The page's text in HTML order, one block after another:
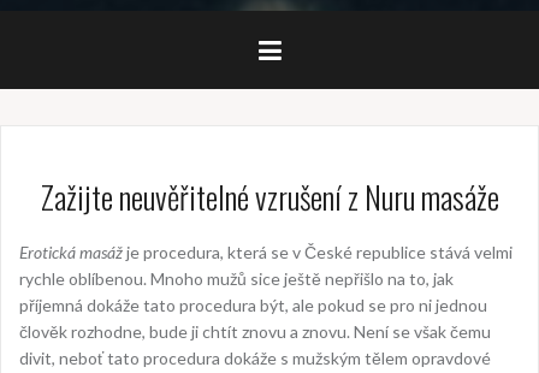
Zažijte neuvěřitelné vzrušení z Nuru masáže
Erotická masážje procedura, která se v České republice stává velmi
rychle oblíbenou. Mnoho mužů sice ještě nepřišlo na to, jak
příjemná dokáže tato procedura být, ale pokud se pro ni jednou
člověk rozhodne, bude ji chtít znovu a znovu. Není se však čemu
divit, neboť tato procedura dokáže s mužským tělem opravdové